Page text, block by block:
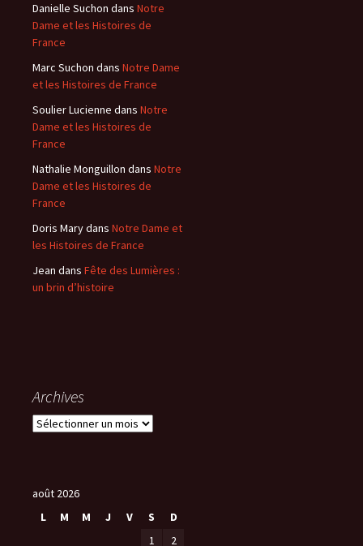
Danielle Suchon dans Notre
Dame et les Histoires de
France
Marc Suchon dans Notre Dame
et les Histoires de France
Soulier Lucienne dans Notre
Dame et les Histoires de
France
Nathalie Monguillon dans Notre
Dame et les Histoires de
France
Doris Marydans Notre Dame et
les Histoires de France
Jean dans Fête des Lumières :
un brin d’histoire
Archives
A
iaoût 2026
L
M M J V S
D
1
2